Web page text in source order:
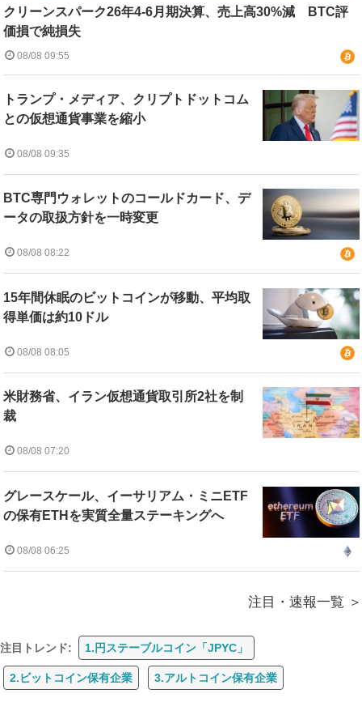
クリーンスパーク26年4-6月期決算、売上高30%減 BTC評
価損で純損失
08/08 09:55
トランプ・メディア、クリプトドットコム
との仮想通貨事業を縮小
08/08 09:35
BTC専門ウォレットのコールドカード、デ
ータの取扱方針を一時変更
08/08 08:22
15年間休眠のビットコインが移動、平均取
得単価は約10ドル
08/08 08:05
米財務省、イラン仮想通貨取引所2社を制
裁
08/08 07:20
グレースケール、イーサリアム・ミニETF
の保有ETHを実質全量ステーキングへ
08/08 06:25
注目・速報一覧
注目トレンド: 1.円ステーブルコイン「JPYC」
2.ビットコイン保有企業 3.アルトコイン保有企業